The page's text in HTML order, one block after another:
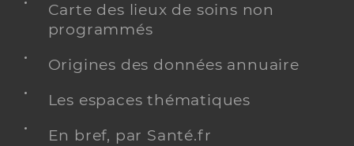
Carte des lieux de soins non
programmés
Origines des données annuaire
Les espaces thématiques
En bref, par Santé.fr